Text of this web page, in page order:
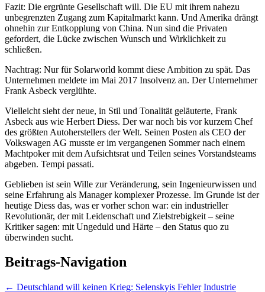
Fazit: Die ergrünte Gesellschaft will. Die EU mit ihrem nahezu
unbegrenzten Zugang zum Kapitalmarkt kann. Und Amerika drängt
ohnehin zur Entkopplung von China. Nun sind die Privaten
gefordert, die Lücke zwischen Wunsch und Wirklichkeit zu
schließen.
Nachtrag: Nur für Solarworld kommt diese Ambition zu spät. Das
Unternehmen meldete im Mai 2017 Insolvenz an. Der Unternehmer
Frank Asbeck verglühte.
Vielleicht sieht der neue, in Stil und Tonalität geläuterte, Frank
Asbeck aus wie Herbert Diess. Der war noch bis vor kurzem Chef
des größten Autoherstellers der Welt. Seinen Posten als CEO der
Volkswagen AG musste er im vergangenen Sommer nach einem
Machtpoker mit dem Aufsichtsrat und Teilen seines Vorstandsteams
abgeben. Tempi passati.
Geblieben ist sein Wille zur Veränderung, sein Ingenieurwissen und
seine Erfahrung als Manager komplexer Prozesse. Im Grunde ist der
heutige Diess das, was er vorher schon war: ein industrieller
Revolutionär, der mit Leidenschaft und Zielstrebigkeit – seine
Kritiker sagen: mit Ungeduld und Härte – den Status quo zu
überwinden sucht.
Beitrags-Navigation
← Deutschland will keinen Krieg: Selenskyis Fehler Industrie